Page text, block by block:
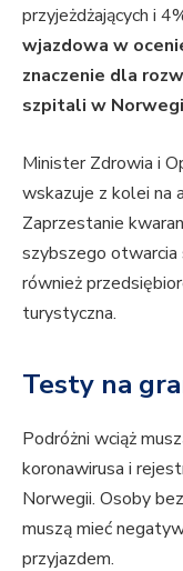
przyjeżdżających i
wjazdowa w
znaczenie dla
szpitali w
Minister Zdrowia i
wskazuje z kolei na
Zaprzestanie
szybszego otwarcia
również
turystyczna.
Testy na
Podróżni wciąż
koronawirusa i
Norwegii. Osoby
muszą mieć
przyjazdem.